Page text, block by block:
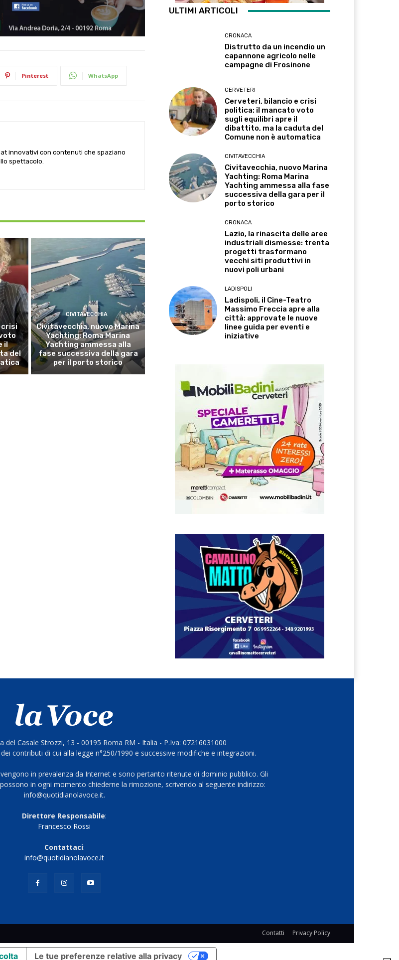
Pinterest WhatsApp
innovativi con contenuti che spaziano
spettacolo.
crisi
il
del
CIVITAVECCHIA
Civitavecchia, nuovo Marina
Yachting: Roma Marina
Yachting ammessa alla
fase successiva della gara
per il porto storico
ULTIMI ARTICOLI
CRONACA
Distrutto da un incendio un
capannone agricolo nelle
campagne di Frosinone
CERVETERI
Cerveteri, bilancio e crisi
politica: il mancato voto
sugli equilibri apre il
dibattito, ma la caduta del
Comune non è automatica
CIVITAVECCHIA
Civitavecchia, nuovo Marina
Yachting: Roma Marina
Yachting ammessa alla fase
successiva della gara per il
porto storico
CRONACA
Lazio, la rinascita delle aree
industriali dismesse: trenta
progetti trasformano
vecchi siti produttivi in
nuovi poli urbani
LADISPOLI
Ladispoli, il Cine-Teatro
Massimo Freccia apre alla
città: approvate le nuove
linee guida per eventi e
iniziative
del Casale Strozzi, 13 - 00195 Roma RM - Italia - P.Iva: 07216031000
contributi di cui alla legge n°250/1990 e successive modifiche e integrazioni.
in prevalenza da Internet e sono pertanto ritenute di dominio pubblico. Gli
in ogni momento chiederne la rimozione, scrivendo al seguente indirizzo:
info@quotidianolavoce.it.
Direttore Responsabile:
Francesco Rossi
Contattaci:
info@quotidianolavoce.it
Contatti Privacy Policy
Le tue preferenze relative alla privacy